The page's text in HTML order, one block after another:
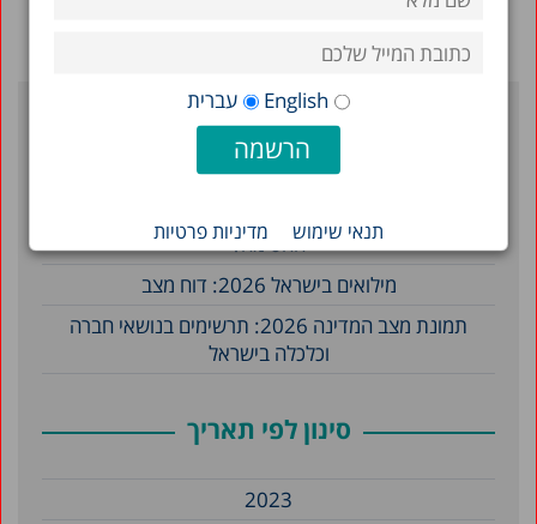
English עברית
תנאי שימוש מדיניות פרטיות
פוסטים אחרונים
החסימה?
מילואים בישראל 2026: דוח מצב
תמונת מצב המדינה 2026: תרשימים בנושאי חברה
וכלכלה בישראל
סינון לפי תאריך
2023